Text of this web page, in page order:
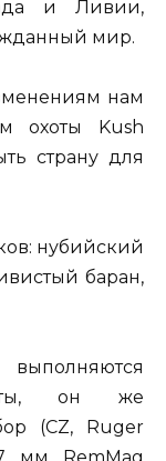
и Ливии,
мир.
нам
охоты Kush
страну для
нубийский
баран,
он же
(CZ, Ruger